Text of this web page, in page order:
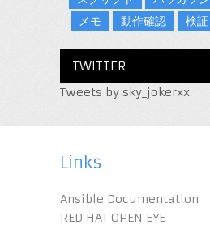
メモ
動作確認 検証
TWITTER
Tweets by sky_jokerxx
Links
Ansible Documentation
RED HAT OPEN EYE